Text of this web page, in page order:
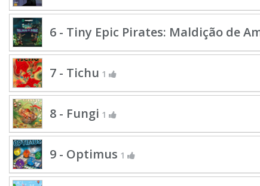
6 - Tiny Epic Pirates: Maldição de
7 - Tichu 1
8 - Fungi 1
9 - Optimus 1